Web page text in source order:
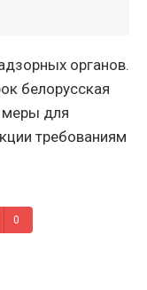
органов.
белорусская
меры для
требованиям
0